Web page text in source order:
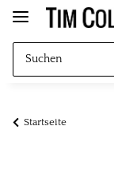
Startseite